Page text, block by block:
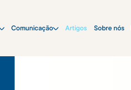
Comunicação Artigos Sobre nós